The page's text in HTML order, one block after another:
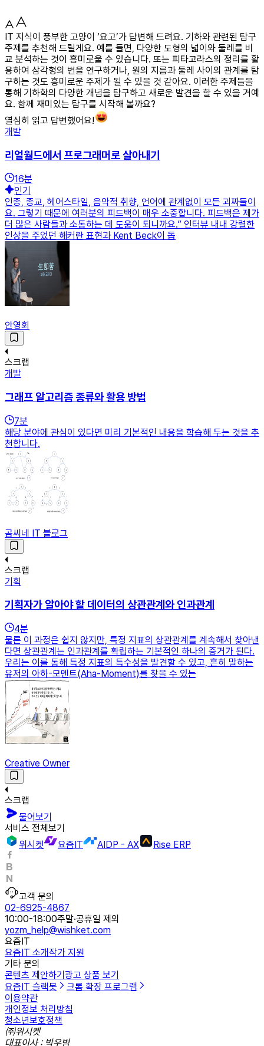
IT 지식이 풍부한 고양이 ‘요고’가 답변해 드려요. 기하와 관련된 탐구
주제를 추천해 드릴게요. 예를 들면, 다양한 도형의 넓이와 둘레를 비
교 분석하는 것이 흥미로울 수 있습니다. 또는 피타고라스의 정리를 활
용하여 삼각형의 변을 연구하거나, 원의 지름과 둘레 사이의 관계를 탐
구하는 것도 흥미로운 주제가 될 수 있을 것 같아요. 이러한 주제들을
통해 기하학의 다양한 개념을 탐구하고 새로운 발견을 할 수 있을 거예
요. 함께 재미있는 탐구를 시작해 볼까요?
열심히 읽고 답변했어요!
개발
리얼월드에서 프로그래머로 살아내기
16분
인기
인종, 종교, 헤어스타일, 음악적 취향, 언어에 관계없이 모든 괴짜들이
요. 그렇기 때문에 여러분의 피드백이 매우 소중합니다. 피드백은 제가
더 많은 사람들과 소통하는 데 도움이 되니까요.” 인터뷰 내내 강렬한
인상을 주었던 해커란 표현과 Kent Beck이 돕
안영회
스크랩
개발
그래프 알고리즘 종류와 활용 방법
7분
해당 분야에 관심이 있다면 미리 기본적인 내용을 학습해 두는 것을 추
천합니다.
곰씨네 IT 블로그
스크랩
기획
기획자가 알아야 할 데이터의 상관관계와 인과관계
4분
물론 이 과정은 쉽지 않지만, 특정 지표의 상관관계를 계속해서 찾아낸
다면 상관관계는 인과관계를 확립하는 기본적인 하나의 증거가 된다.
우리는 이를 통해 특정 지표의 특수성을 발견할 수 있고, 흔히 말하는
유저의 아하-모멘트(Aha-Moment)를 찾을 수 있는
Creative Owner
스크랩
물어보기
서비스 전체보기
위시켓
요즘IT AIDP - AX Rise ERP
고객 문의
02-6925-4867
10:00-18:00주말·공휴일 제외
yozm_help@wishket.com
요즘IT
요즘IT 소개작가 지원
기타 문의
콘텐츠 제안하기 광고 상품 보기
요즘IT 슬랙봇
크롬 확장 프로그램
이용약관
개인정보 처리방침
청소년보호정책
㈜위시켓
대표이사 : 박우범